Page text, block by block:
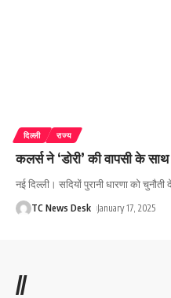
दिल्ली राज्य
कलर्स ने ‘डोरी’ की वापसी के
नई दिल्ली। सदियों पुरानी धारणा को
TC News Desk January 17, 2025
//